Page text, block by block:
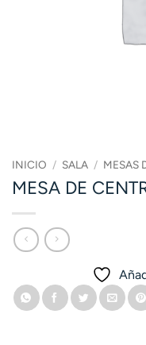
INICIO / SALA / MESAS
MESA DE